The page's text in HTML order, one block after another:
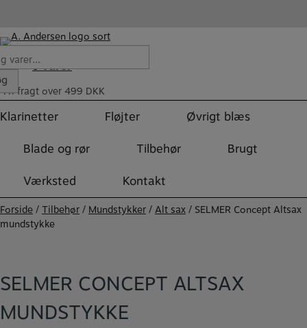
indholdet
0Varer
Fri fragt over 499 DKK
Klarinetter Fløjter
Øvrigt blæs
Blade og rør
Tilbehør
Brugt
Værksted
Kontakt
Forside/Tilbehør/ Mundstykker/Alt sax/ SELMER Concept Altsax
mundstykke
SELMER CONCEPT ALTSAX
MUNDSTYKKE